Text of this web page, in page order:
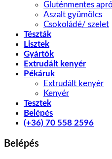
Gluténmentes
Aszalt gyümölcs
Csokoládé/ szelet
Tészták
Lisztek
Gyártók
Extrudált kenyér
Pékáruk
Extrudált kenyér
Kenyér
Tesztek
Belépés
(+36) 70 558 2596
Belépés